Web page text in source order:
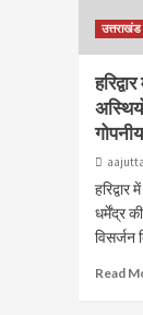
उत्तराखंड
धर्मेंद्र
विसर्जन
Read